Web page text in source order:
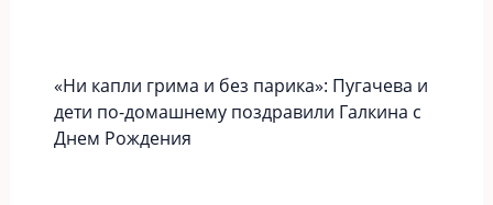
«Ни капли грима и без парика»: Пугачева и
дети по-домашнему поздравили Галкина с
Днем Рождения